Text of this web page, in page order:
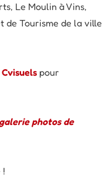
Le Moulin à Vins,
de Tourisme de la ville
Cvisuels pour
photos de
!